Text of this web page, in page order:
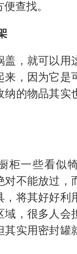
查找。
盖，就可以用
来，因为它是
纳的物品其实
柜一些看似
对不能放过，
，将其好好利
域，很多人会
其实用密封罐